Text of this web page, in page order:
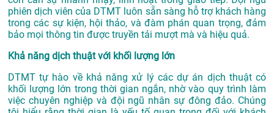
phiên dịch viên của DTMT luôn sẵn sàng hỗ trợ khách hàng
trong các sự kiện, hội thảo, và đàm phán quan trọng, đảm
bảo mọi thông tin được truyền tải mượt mà và hiệu quả.
Khả năng dịch thuật với khối lượng lớn
DTMT tự hào về khả năng xử lý các dự án dịch thuật có
khối lượng lớn trong thời gian ngắn, nhờ vào quy trình làm
việc chuyên nghiệp và đội ngũ nhân sự đông đảo. Chúng